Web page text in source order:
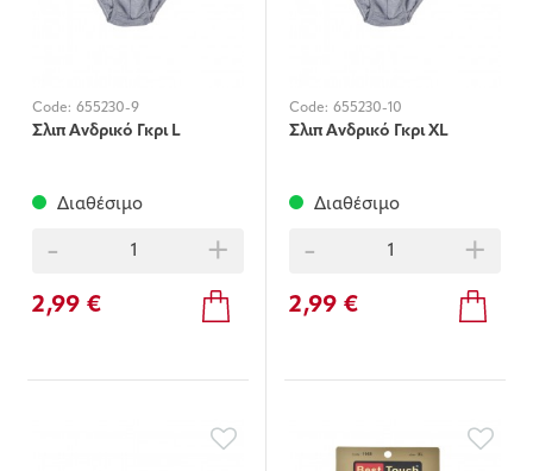
Code: 655230-9
Σλιπ Ανδρικό Γκρι L
Διαθέσιμο
- +
2,99 €
Code: 655230-10
Σλιπ Ανδρικό Γκρι XL
Διαθέσιμο
- +
2,99 €